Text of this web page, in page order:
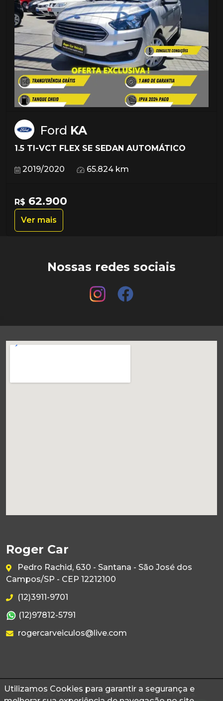
Utilizamos Cookies para garantir a segurança e
Ford KA
1.5 TI-VCT FLEX SE SEDAN AUTOMÁTICO
2019/2020 65.824 km
R$ 62.900
Ver mais
Nossas redes sociais
Roger Car
Pedro Rachid, 630 - Santana - São José dos
Campos/SP - CEP 12212100
(12)3911-9701
(12)97812-5791
rogercarveiculos@live.com
© 2026 Autoconf. Todos os direitos reservados.